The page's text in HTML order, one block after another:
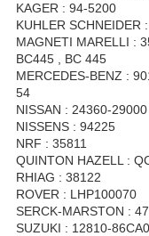
KAGER : 94-5200
KUHLER SCHNEIDER
MAGNETI MARELLI :
BC445 , BC 445
MERCEDES-BENZ :
54
NISSAN : 24360-29000
NISSENS : 94225
NRF : 35811
QUINTON HAZELL :
RHIAG : 38122
ROVER : LHP100070
SERCK-MARSTON :
SUZUKI : 12810-